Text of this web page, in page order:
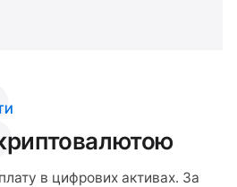
в цифрових активах. За